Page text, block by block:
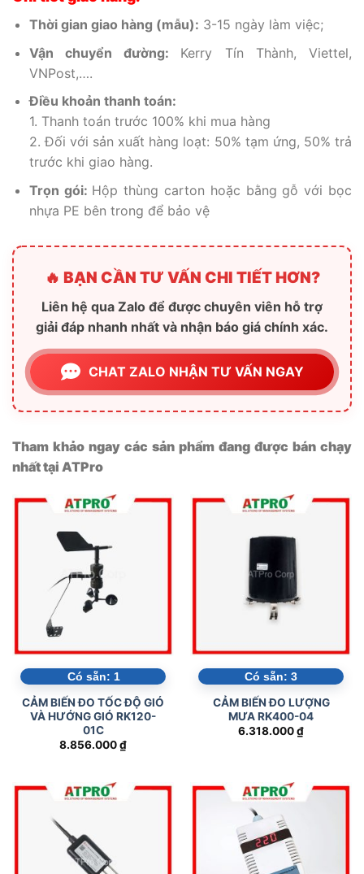
Thời gian giao hàng (mẫu): 3-15 ngày làm việc;
Vận chuyển đường: Kerry Tín Thành, Viettel,
VNPost,….
Điều khoản thanh toán:
1. Thanh toán trước 100% khi mua hàng
2. Đối với sản xuất hàng loạt: 50% tạm ứng, 50% trả
trước khi giao hàng.
Trọn gói: Hộp thùng carton hoặc bằng gỗ với bọc
nhựa PE bên trong để bảo vệ
🔥 BẠN CẦN TƯ VẤN CHI TIẾT HƠN?
Liên hệ qua Zalo để được chuyên viên hỗ trợ
giải đáp nhanh nhất và nhận báo giá chính xác.
CHAT ZALO NHẬN TƯ VẤN NGAY
Tham khảo ngay các sản phẩm đang được bán chạy
nhất tại ATPro
Có sẵn: 1
CẢM BIẾN ĐO TỐC ĐỘ GIÓ
VÀ HƯỚNG GIÓ RK120-
01C
8.856.000₫
Có sẵn: 3
CẢM BIẾN ĐO LƯỢNG
MƯA RK400-04
6.318.000₫